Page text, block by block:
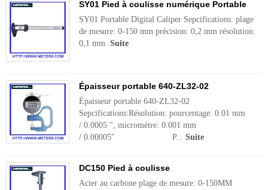
SY01 Pied à coulisse numérique Portable
SY01 Portable Digital Caliper Sepcifications: plage
de mesure: 0-150 mm précision: 0,2 mm résolution:
0,1 mm Suite
Épaisseur portable 640-ZL32-02
Épaisseur portable 640-ZL32-02
Sepcifications:Résolution: pourcentage: 0.01 mm
/ 0.0005 ", micromètre: 0.001 mm
/ 0.00005" P... Suite
DC150 Pied à coulisse
Acier au carbone plage de mesure: 0-150MM